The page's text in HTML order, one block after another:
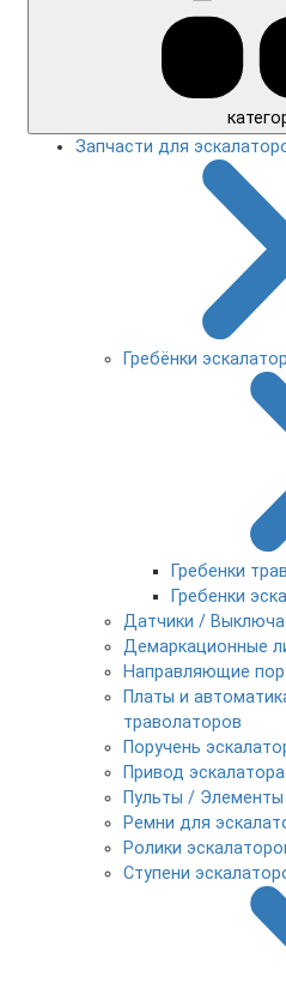
Запчасти для
Гребёнки
Гребенки
Гребенки
Датчики /
Демаркационные
Направляющие
Платы и
траволаторов
Поручень
Привод
Пульты / Элементы
Ремни для
Ролики
Ступени